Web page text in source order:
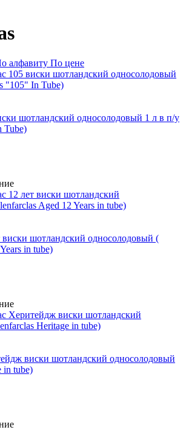
алфавиту По цене
шотландский односолодовый 1 л в п/у
Tube)
виски шотландский односолодовый (
in tube)
виски шотландский односолодовый
in tube)